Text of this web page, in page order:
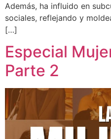
Además, ha influido en
sociales, reflejando y
[…]
Especial
Parte 2